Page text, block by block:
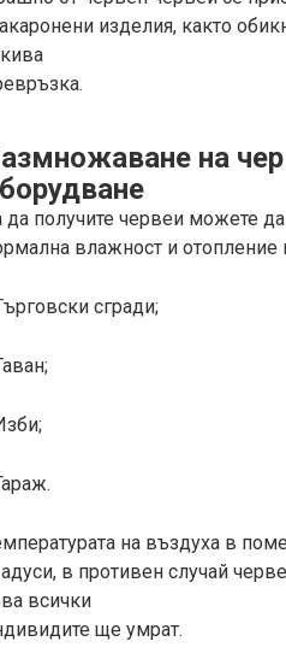
изделия, както
на
да получите червеи можете
влажност и отопление
сгради;
на въздуха в
в противен случай
всички
ще умрат.